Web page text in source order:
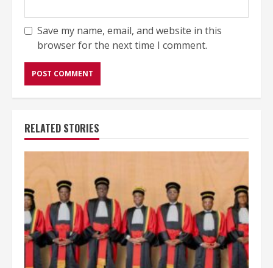
Save my name, email, and website in this
browser for the next time I comment.
RELATED STORIES